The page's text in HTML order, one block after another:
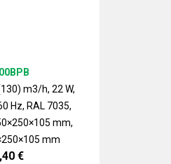
m3/h, 22 W,
Hz, RAL 7035,
mm,
mm
€